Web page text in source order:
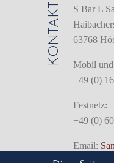
KONTAKT
S Bar L
63768
Mobil
+49 (0)
Festnetz:
+49 (0)
Email: